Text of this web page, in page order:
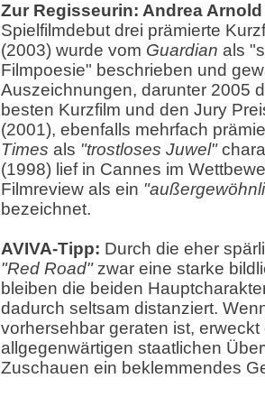
Zur Regisseurin: Andrea Arnold
Spielfilmdebut drei prämierte
(2003) wurde vom Guardian als
Filmpoesie" beschrieben und
Auszeichnungen, darunter 2005
besten Kurzfilm und den Jury
(2001), ebenfalls mehrfach
Times als "trostloses Juwel"
(1998) lief in Cannes im
Filmreview als ein
bezeichnet.
AVIVA-Tipp: Durch die eher
"Red Road"zwar eine starke
bleiben die beiden
dadurch seltsam distanziert.
vorhersehbar geraten ist,
allgegenwärtigen staatlichen
Zuschauen ein beklemmendes